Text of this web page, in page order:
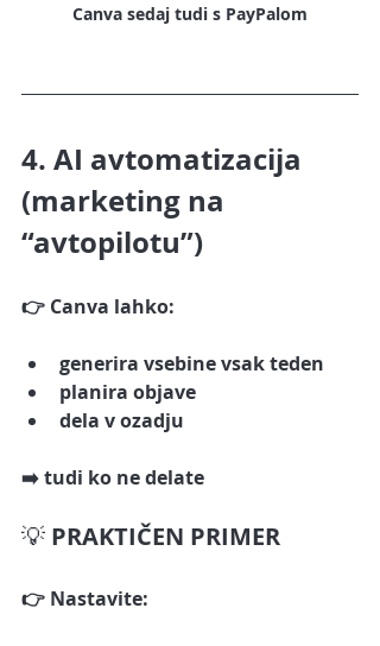
Canva sedaj tudi s PayPalom
4. AI avtomatizacija
(marketing na
“avtopilotu”)
👉 Canva lahko:
generira vsebine vsak teden
planira objave
dela v ozadju
➡️ tudi ko ne delate
💡 PRAKTIČEN PRIMER
👉 Nastavite: